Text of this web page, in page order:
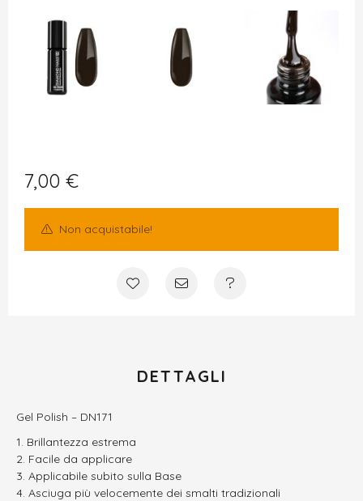
7,00 €
Non acquistabile!
DETTAGLI
Gel Polish – DN171
Brillantezza estrema
Facile da applicare
Applicabile subito sulla Base
Asciuga più velocemente dei smalti tradizionali